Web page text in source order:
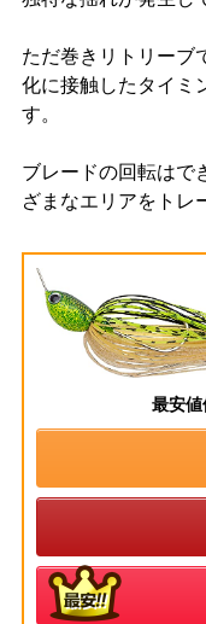
ただ巻きリトリーブ
化に接触したタイミ
す。
ブレードの回転はで
ざまなエリアをトレ
最安値